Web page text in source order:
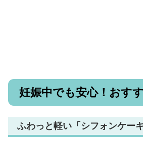
妊娠中でも安心！おす
ふわっと軽い「シフォンケーキ